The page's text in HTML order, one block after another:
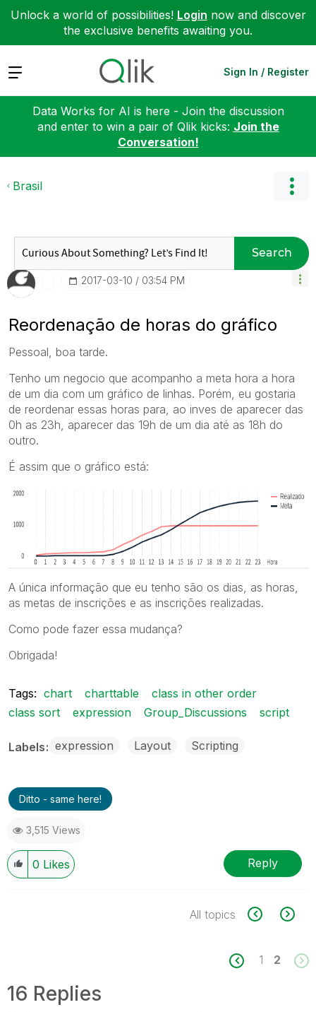
Unlock a world of possibilities! Login now and discover
the exclusive benefits awaiting you.
Expand Sign In / Register
Data Works for AI is here - Join the discussion
and enter to win a pair of Qlik kicks: Join the
Conversation!
Brasil
Search
‎2017-03-10 03:54 PM
Reordenação de horas do gráfico
Pessoal, boa tarde.
Tenho um negocio que acompanho a meta hora a hora
de um dia com um gráfico de linhas. Porém, eu gostaria
de reordenar essas horas para, ao inves de aparecer das
0h as 23h, aparecer das 19h de um dia até as 18h do
outro.
É assim que o gráfico está:
A única informação que eu tenho são os dias, as horas,
as metas de inscrições e as inscrições realizadas.
Como pode fazer essa mudança?
Obrigada!
Tags: chart charttable
class in other order
class sort
expression Group_Discussions script
Labels expression Layout Scripting
Ditto - same here!
3,515 Views
0 Likes Reply
All topics
1 2
16 Replies